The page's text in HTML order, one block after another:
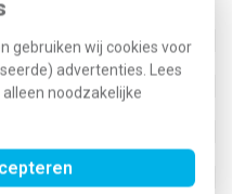
gebruiken wij cookies voor
advertenties. Lees
alleen noodzakelijke
63 Ampère (A)
230 Volt (V)
Bruin
KN18P
3250613849344